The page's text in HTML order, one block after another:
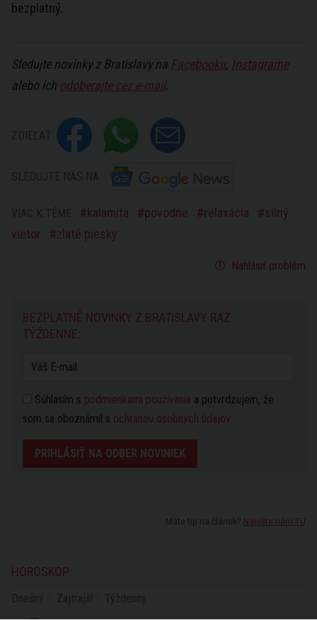
bezplatný.
Sledujte novinky z Bratislavy na Facebooku, Instagrame
alebo ich odoberajte cez e-mail.
kalamita povodne relaxácia
silný
vietor
zlaté piesky
Nahlásiť problém
BEZPLATNÉ NOVINKY Z BRATISLAVY RAZ
TÝŽDENNE:
Súhlasím s podmienkami používania a potvrdzujem, že
som sa oboznámil s ochranou osobných údajov
PRIHLÁSIŤ NA ODBER NOVINIEK
Máte tip na článok? Napíšte nám TU
HOROSKOP